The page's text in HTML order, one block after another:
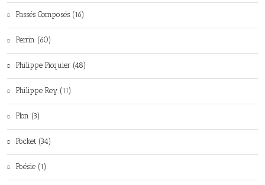
Passés Composés (16)
Perrin (60)
Philippe Picquier (48)
Philippe Rey (11)
Plon (3)
Pocket (34)
Poésie (1)